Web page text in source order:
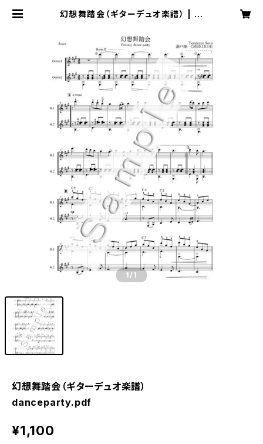
幻想舞踏会（ギターデュオ楽譜） | 瀬
1/1
幻想舞踏会（ギターデュオ楽譜）
danceparty.pdf
¥1,100